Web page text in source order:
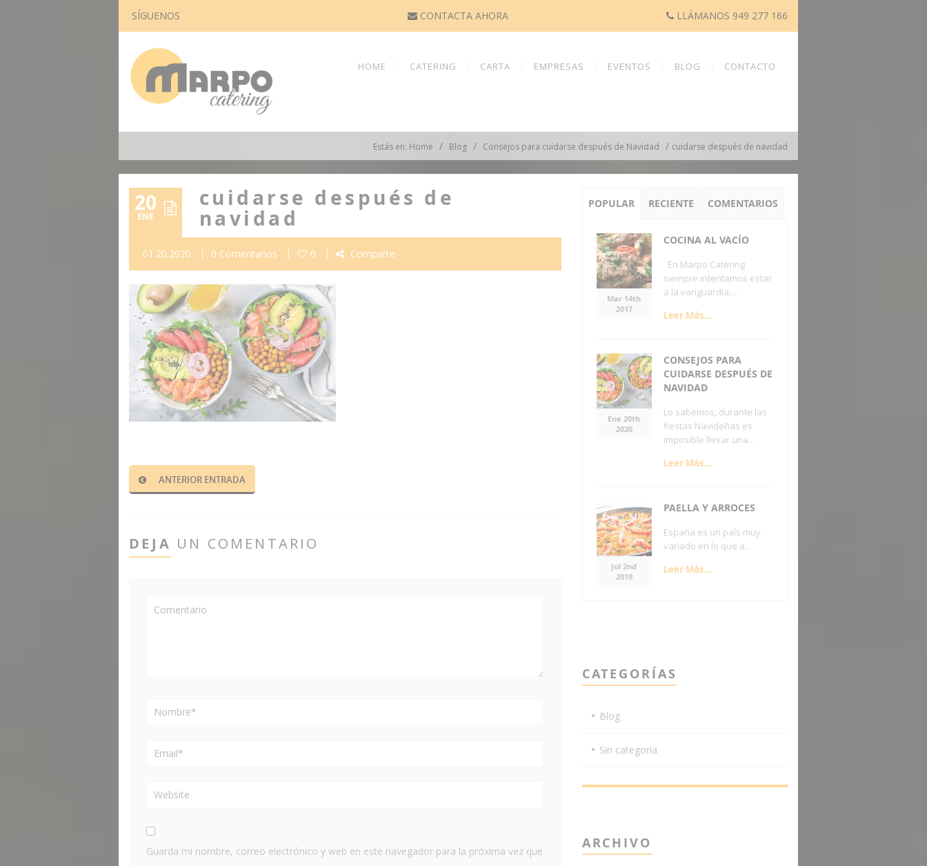
SÍGUENOS CONTACTA AHORA LLÁMANOS 949 277 166
HOME CATERING CARTA EMPRESAS EVENTOS BLOG CONTACTO
Estás en: Home / Blog / Consejos para cuidarse después de Navidad / cuidarse después de navidad
20
ENE
cuidarse después de
navidad
01.20.2020 0 Comentarios 0 Comparte
ANTERIOR ENTRADA
DEJA UN COMENTARIO
Guarda mi nombre, correo electrónico y web en este navegador para la próxima vez que
POPULAR RECIENTE COMENTARIOS
Mar 14th
2017
COCINA AL VACÍO
En Marpo Catering
siempre intentamos estar
a la vanguardia....
Leer Más...
Ene 20th
2020
CONSEJOS PARA
CUIDARSE DESPUÉS DE
NAVIDAD
Lo sabemos, durante las
fiestas Navideñas es
imposible llevar una...
Leer Más...
Jul 2nd
2019
PAELLA Y ARROCES
España es un país muy
variado en lo que a...
Leer Más...
CATEGORÍAS
Blog
Sin categoría
ARCHIVO